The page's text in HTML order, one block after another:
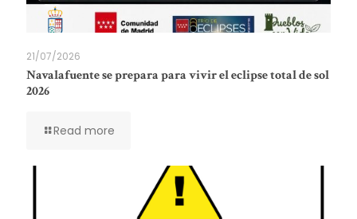
21/07/2026
Navalafuente se prepara para vivir el eclipse total de sol
2026
Read more